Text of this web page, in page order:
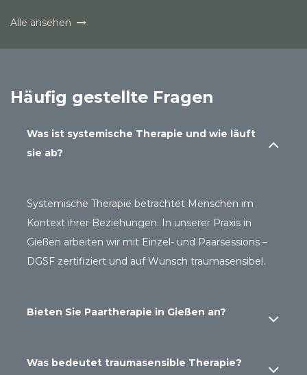
Alle ansehen
Häufig gestellte Fragen
Was ist systemische Therapie und wie läuft
sie ab?
Systemische Therapie betrachtet Menschen im
Kontext ihrer Beziehungen. In unserer Praxis in
Gießen arbeiten wir mit Einzel- und Paarsessions –
DGSF zertifiziert und auf Wunsch traumasensibel.
Bieten Sie Paartherapie in Gießen an?
Was bedeutet traumasensible Therapie?